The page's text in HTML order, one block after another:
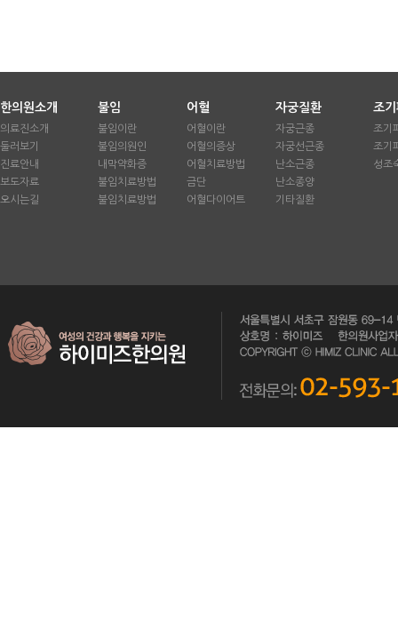
한의원소개
의료진소개
둘러보기
진료안내
보도자료
오시는길
불임
불임이란
불임의원인
내막약화증
불임치료방법
불임치료방법
어혈
어혈이란
어혈의증상
어혈치료방법
금단
어혈다이어트
자궁질환
자궁근종
자궁선근종
난소근종
난소종양
기타질환
조
조기
조기
성조